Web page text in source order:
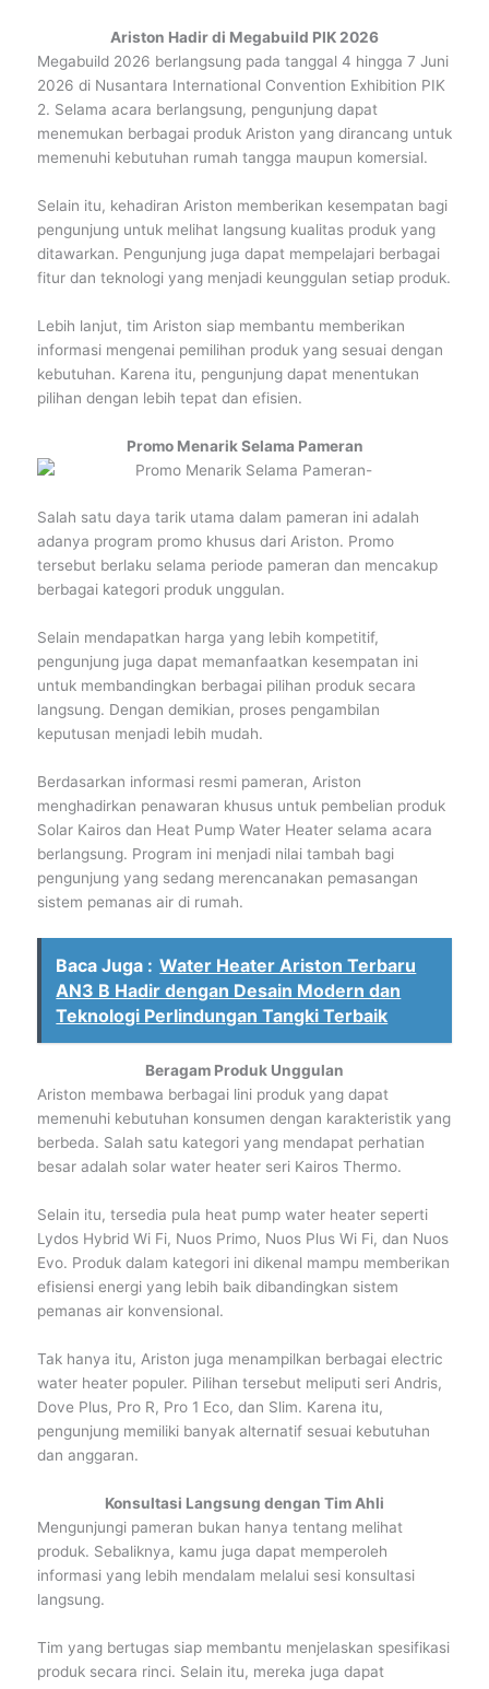
Ariston Hadir di Megabuild PIK 2026
Megabuild 2026 berlangsung pada tanggal 4 hingga 7 Juni
2026 di Nusantara International Convention Exhibition PIK
2. Selama acara berlangsung, pengunjung dapat
menemukan berbagai produk Ariston yang dirancang untuk
memenuhi kebutuhan rumah tangga maupun komersial.
Selain itu, kehadiran Ariston memberikan kesempatan bagi
pengunjung untuk melihat langsung kualitas produk yang
ditawarkan. Pengunjung juga dapat mempelajari berbagai
fitur dan teknologi yang menjadi keunggulan setiap produk.
Lebih lanjut, tim Ariston siap membantu memberikan
informasi mengenai pemilihan produk yang sesuai dengan
kebutuhan. Karena itu, pengunjung dapat menentukan
pilihan dengan lebih tepat dan efisien.
Promo Menarik Selama Pameran
Salah satu daya tarik utama dalam pameran ini adalah
adanya program promo khusus dari Ariston. Promo
tersebut berlaku selama periode pameran dan mencakup
berbagai kategori produk unggulan.
Selain mendapatkan harga yang lebih kompetitif,
pengunjung juga dapat memanfaatkan kesempatan ini
untuk membandingkan berbagai pilihan produk secara
langsung. Dengan demikian, proses pengambilan
keputusan menjadi lebih mudah.
Berdasarkan informasi resmi pameran, Ariston
menghadirkan penawaran khusus untuk pembelian produk
Solar Kairos dan Heat Pump Water Heater selama acara
berlangsung. Program ini menjadi nilai tambah bagi
pengunjung yang sedang merencanakan pemasangan
sistem pemanas air di rumah.
Baca Juga : Water Heater Ariston Terbaru
AN3 B Hadir dengan Desain Modern dan
Teknologi Perlindungan Tangki Terbaik
Beragam Produk Unggulan
Ariston membawa berbagai lini produk yang dapat
memenuhi kebutuhan konsumen dengan karakteristik yang
berbeda. Salah satu kategori yang mendapat perhatian
besar adalah solar water heater seri Kairos Thermo.
Selain itu, tersedia pula heat pump water heater seperti
Lydos Hybrid Wi Fi, Nuos Primo, Nuos Plus Wi Fi, dan Nuos
Evo. Produk dalam kategori ini dikenal mampu memberikan
efisiensi energi yang lebih baik dibandingkan sistem
pemanas air konvensional.
Tak hanya itu, Ariston juga menampilkan berbagai electric
water heater populer. Pilihan tersebut meliputi seri Andris,
Dove Plus, Pro R, Pro 1 Eco, dan Slim. Karena itu,
pengunjung memiliki banyak alternatif sesuai kebutuhan
dan anggaran.
Konsultasi Langsung dengan Tim Ahli
Mengunjungi pameran bukan hanya tentang melihat
produk. Sebaliknya, kamu juga dapat memperoleh
informasi yang lebih mendalam melalui sesi konsultasi
langsung.
Tim yang bertugas siap membantu menjelaskan spesifikasi
produk secara rinci. Selain itu, mereka juga dapat